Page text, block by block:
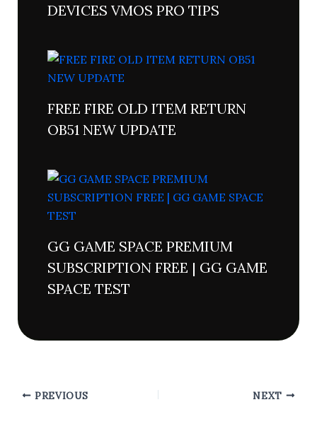
DEVICES VMOS PRO TIPS
FREE FIRE OLD ITEM RETURN
OB51 NEW UPDATE
GG GAME SPACE PREMIUM
SUBSCRIPTION FREE | GG GAME
SPACE TEST
PREVIOUS NEXT